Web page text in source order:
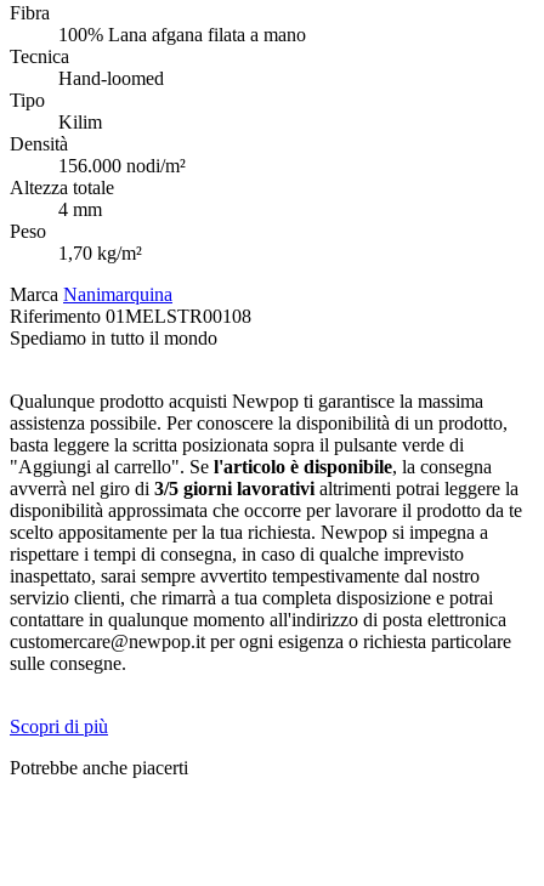
Fibra
100% Lana afgana filata a mano
Tecnica
Hand-loomed
Tipo
Kilim
Densità
156.000 nodi/m²
Altezza totale
4 mm
Peso
1,70 kg/m²
Marca Nanimarquina
Riferimento 01MELSTR00108
Spediamo in tutto il mondo
Qualunque prodotto acquisti Newpop ti garantisce la massima
assistenza possibile. Per conoscere la disponibilità di un prodotto,
basta leggere la scritta posizionata sopra il pulsante verde di
"Aggiungi al carrello". Se l'articolo è disponibile, la consegna
avverrà nel giro di 3/5 giorni lavorativi altrimenti potrai leggere la
disponibilità approssimata che occorre per lavorare il prodotto da te
scelto appositamente per la tua richiesta. Newpop si impegna a
rispettare i tempi di consegna, in caso di qualche imprevisto
inaspettato, sarai sempre avvertito tempestivamente dal nostro
servizio clienti, che rimarrà a tua completa disposizione e potrai
contattare in qualunque momento all'indirizzo di posta elettronica
customercare@newpop.it per ogni esigenza o richiesta particolare
sulle consegne.
Scopri di più
Potrebbe anche piacerti